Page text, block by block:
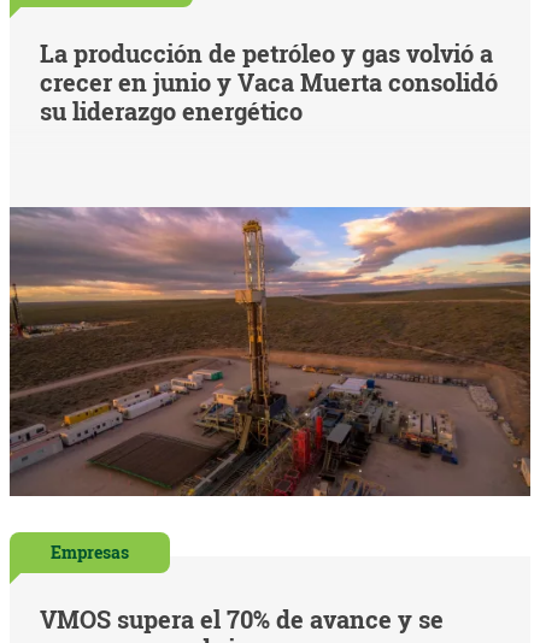
La producción de petróleo y gas volvió a
crecer en junio y Vaca Muerta consolidó
su liderazgo energético
Empresas
VMOS supera el 70% de avance y se